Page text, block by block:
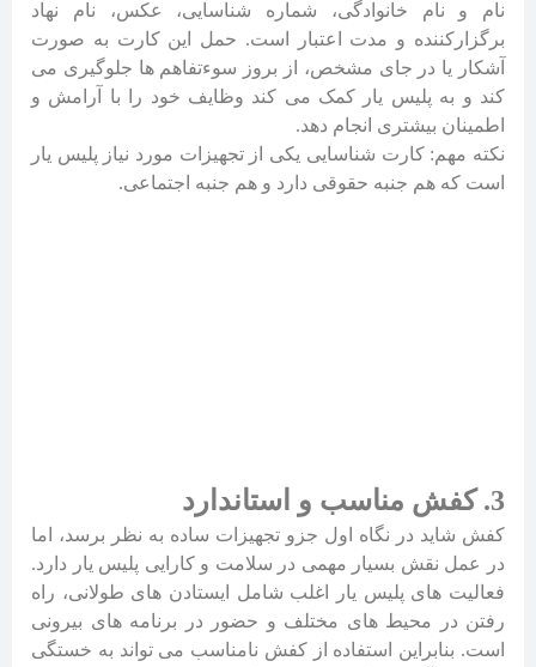
نام و نام خانوادگی، شماره شناسایی، عکس، نام نهاد
برگزارکننده و مدت اعتبار است. حمل این کارت به صورت
آشکار یا در جای مشخص، از بروز سوءتفاهم ها جلوگیری می
کند و به پلیس یار کمک می کند وظایف خود را با آرامش و
اطمینان بیشتری انجام دهد.
نکته مهم: کارت شناسایی یکی از تجهیزات مورد نیاز پلیس یار
است که هم جنبه حقوقی دارد و هم جنبه اجتماعی.
3. کفش مناسب و استاندارد
کفش شاید در نگاه اول جزو تجهیزات ساده به نظر برسد، اما
در عمل نقش بسیار مهمی در سلامت و کارایی پلیس یار دارد.
فعالیت های پلیس یار اغلب شامل ایستادن های طولانی، راه
رفتن در محیط های مختلف و حضور در برنامه های بیرونی
است. بنابراین استفاده از کفش نامناسب می تواند به خستگی